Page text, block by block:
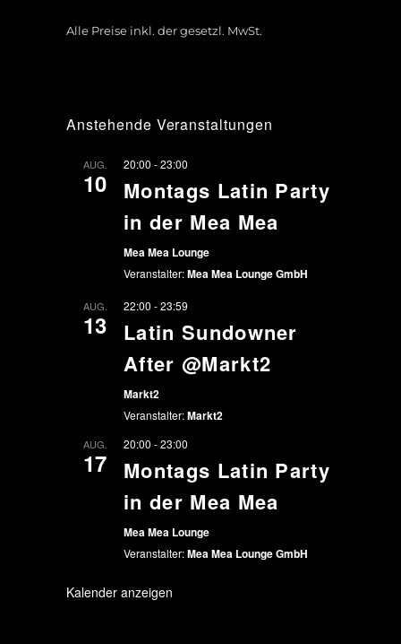
Alle Preise inkl. der gesetzl. MwSt.
Anstehende Veranstaltungen
AUG.
10
20:00 -23:00
Montags Latin Party
in der Mea Mea
Mea Mea Lounge
Veranstalter:Mea Mea Lounge GmbH
AUG.
13
22:00 -23:59
Latin Sundowner
After @Markt2
Markt2
Veranstalter:Markt2
AUG.
17
20:00 -23:00
Montags Latin Party
in der Mea Mea
Mea Mea Lounge
Veranstalter:Mea Mea Lounge GmbH
Kalender anzeigen